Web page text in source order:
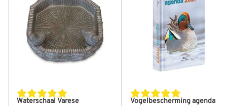
Waterschaal Varese
Vogelbescherming agenda